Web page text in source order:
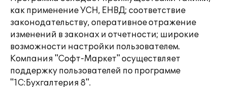
как применение УСН, ЕНВД; соответствие
законодательству, оперативное отражение
изменений в законах и отчетности; широкие
возможности настройки пользователем.
Компания "Софт-Маркет" осуществляет
поддержку пользователей по программе
"1С:Бухгалтерия 8".